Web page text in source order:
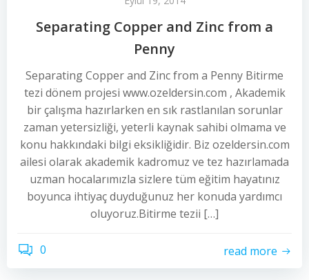
Separating Copper and Zinc from a
Penny
Separating Copper and Zinc from a Penny Bitirme
tezi dönem projesi www.ozeldersin.com , Akademik
bir çalışma hazırlarken en sık rastlanılan sorunlar
zaman yetersizliği, yeterli kaynak sahibi olmama ve
konu hakkındaki bilgi eksikliğidir. Biz ozeldersin.com
ailesi olarak akademik kadromuz ve tez hazırlamada
uzman hocalarımızla sizlere tüm eğitim hayatınız
boyunca ihtiyaç duyduğunuz her konuda yardımcı
oluyoruz.Bitirme tezii […]
0 read more